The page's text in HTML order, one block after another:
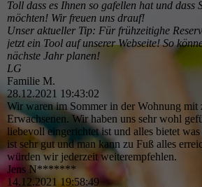
Toll dass es Ihnen so gafellen hat und dass
möchten! Wir freuen uns drauf!
Unser aktueller Tip: Für frühzeitighe
jetzt ein Tool auf unserer Webseite! So
nächste Jahr planen!
LG
Familie M.
28.12.2021 19:43:02
Wir waren im Sommer in der Wohnung
Erwachsenen. Wir haben uns sehr wohl
liebevoll eingerichtet ist und alles bietet
ist sehr gut und man kann zu Fuß alles
würden wir jederzeit weiterempfehlen.
Jens N*******
14.12.2021 19:58:49